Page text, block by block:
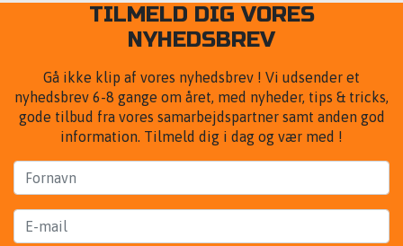
TILMELD DIG VORES
NYHEDSBREV
Gå ikke klip af vores nyhedsbrev ! Vi udsender et
nyhedsbrev 6-8 gange om året, med nyheder, tips & tricks,
gode tilbud fra vores samarbejdspartner samt anden god
information. Tilmeld dig i dag og vær med !